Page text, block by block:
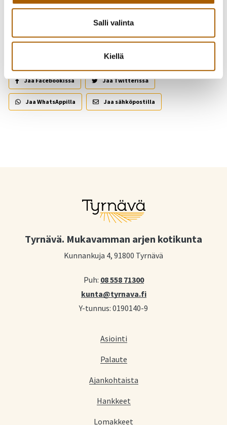
Salli valinta
Kiellä
Takaisin tapahtumiin
Kutsu kaveri mukaan!
Jaa Facebookissa Jaa Twitterissä
Jaa WhatsAppilla Jaa sähköpostilla
Tyrnävä. Mukavamman arjen kotikunta
Kunnankuja 4, 91800 Tyrnävä
Puh: 08 558 71300
kunta@tyrnava.fi
Y-tunnus: 0190140-9
Asiointi
Palaute
Ajankohtaista
Hankkeet
Lomakkeet